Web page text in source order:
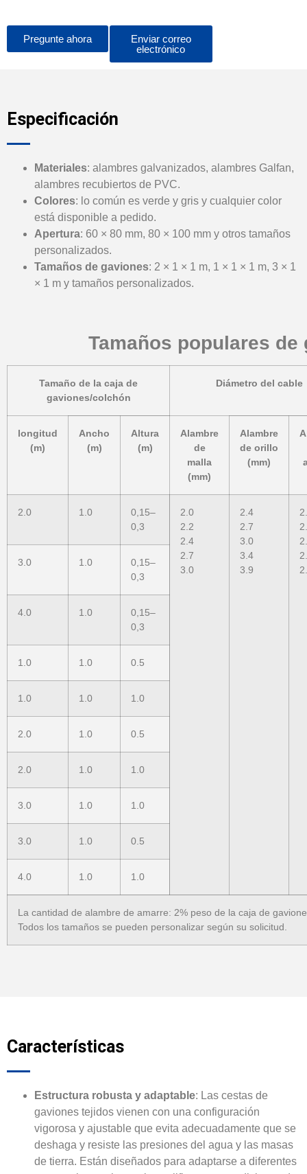
Pregunte ahora
Enviar correo
electrónico
Especificación
Materiales: alambres galvanizados, alambres Galfan,
alambres recubiertos de PVC.
Colores: lo común es verde y gris y cualquier color
está disponible a pedido.
Apertura: 60 × 80 mm, 80 × 100 mm y otros tamaños
personalizados.
Tamaños de gaviones: 2 × 1 × 1 m, 1 × 1 × 1 m, 3 × 1
× 1 m y tamaños personalizados.
Tamaños populares
Tamaño de la caja de
gaviones/colchón
Diámetro del cable
longitud
(m)
Ancho
(m)
Altura
(m)
Alambre
de
malla
(mm)
Alambre
de orillo
(mm)
2.0 1.0
0,15–
0,3
2.0
2.2
2.4
2.7
3.0
2.4
2.7
3.0
3.4
3.9
3.0 1.0
0,15–
0,3
4.0 1.0
0,15–
0,3
1.0 1.0 0.5
1.0 1.0 1.0
2.0 1.0 0.5
2.0 1.0 1.0
3.0 1.0 1.0
3.0 1.0 0.5
4.0 1.0 1.0
La cantidad de alambre de amarre: 2% peso de la caja de
Todos los tamaños se pueden personalizar según su solicitud.
Características
Estructura robusta y adaptable: Las cestas de
gaviones tejidos vienen con una configuración
vigorosa y ajustable que evita adecuadamente que se
deshaga y resiste las presiones del agua y las masas
de tierra. Están diseñados para adaptarse a diferentes